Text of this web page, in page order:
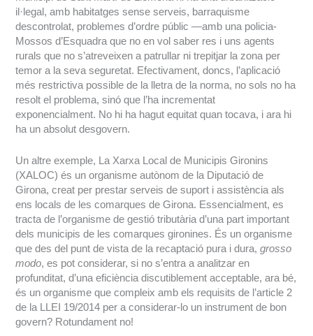
il·legal, amb habitatges sense serveis, barraquisme
descontrolat, problemes d’ordre públic —amb una policia-
Mossos d’Esquadra que no en vol saber res i uns agents
rurals que no s’atreveixen a patrullar ni trepitjar la zona per
temor a la seva seguretat. Efectivament, doncs, l’aplicació
més restrictiva possible de la lletra de la norma, no sols no ha
resolt el problema, sinó que l’ha incrementat
exponencialment. No hi ha hagut equitat quan tocava, i ara hi
ha un absolut desgovern.
Un altre exemple, La Xarxa Local de Municipis Gironins
(XALOC) és un organisme autònom de la Diputació de
Girona, creat per prestar serveis de suport i assistència als
ens locals de les comarques de Girona. Essencialment, es
tracta de l’organisme de gestió tributària d’una part important
dels municipis de les comarques gironines. És un organisme
que des del punt de vista de la recaptació pura i dura,grosso
modo, es pot considerar, si no s’entra a analitzar en
profunditat, d’una eficiència discutiblement acceptable, ara bé,
és un organisme que compleix amb els requisits de l’article 2
de la LLEI 19/2014 per a considerar-lo un instrument de bon
govern? Rotundament no!